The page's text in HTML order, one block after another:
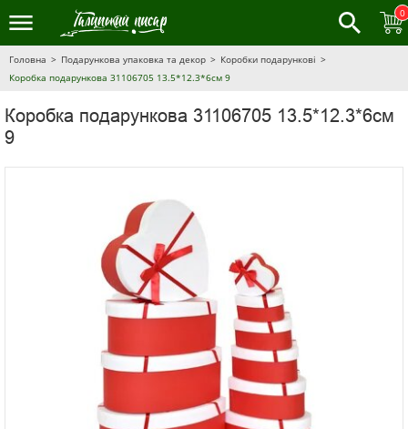
0
Головна Подарункова упаковка та декор
Коробки подарункові
Коробка подарункова 31106705 13.5*12.3*6см 9
Коробка подарункова 31106705 13.5*12.3*6см
9